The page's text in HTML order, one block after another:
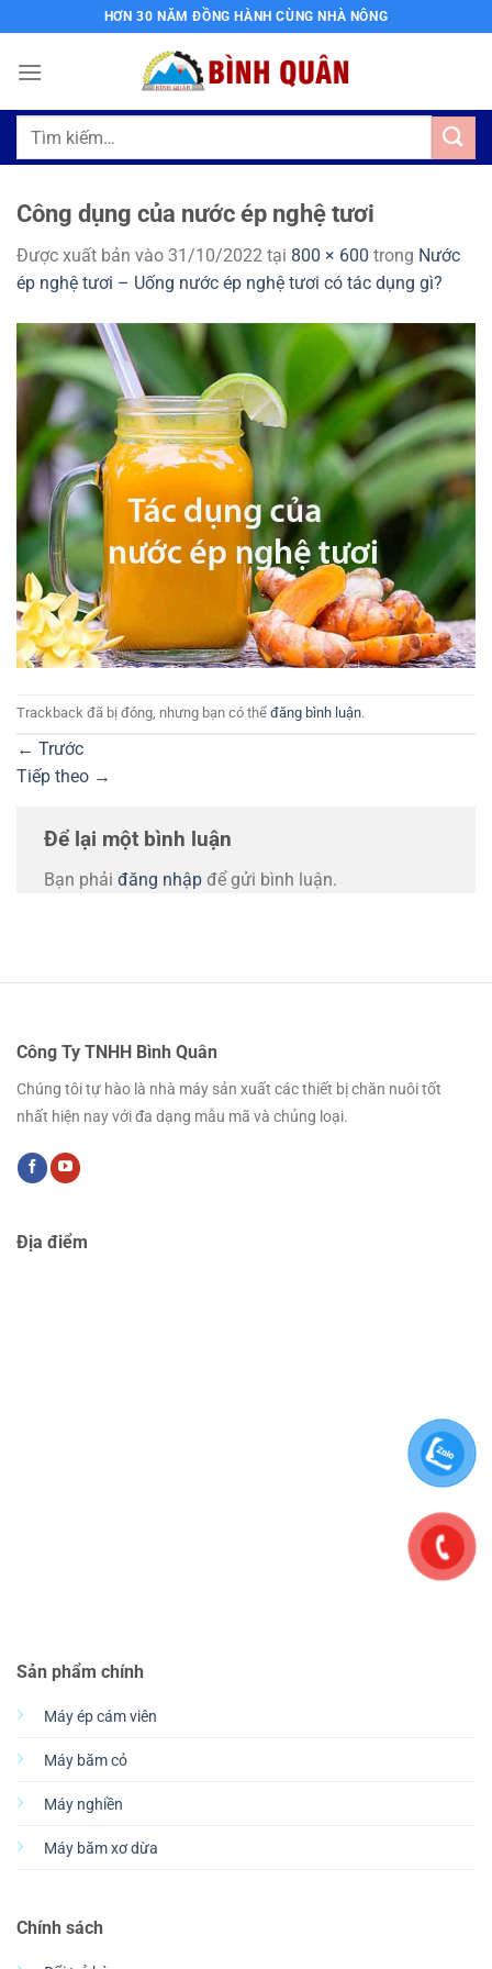
qua
nội
HƠN 30 NĂM ĐỒNG HÀNH CÙNG NHÀ NÔNG
Tìm
Công dụng của nước ép nghệ tươi
Được xuất bản vào 31/10/2022 tại 800 × 600 trong Nước
ép nghệ tươi – Uống nước ép nghệ tươi có tác dụng gì?
Trackback đã bị đóng, nhưng bạn có thể đăng bình luận.
← Trước
Tiếp theo →
Để lại một bình luận
Bạn phải đăng nhập để gửi bình luận.
Công Ty TNHH Bình Quân
Chúng tôi tự hào là nhà máy sản xuất các thiết bị chăn nuôi tốt
nhất hiện nay với đa dạng mẫu mã và chủng loại.
Sản phẩm chính
Máy ép cám viên
Máy băm cỏ
Máy nghiền
Máy băm xơ dừa
Chính sách
Địa điểm